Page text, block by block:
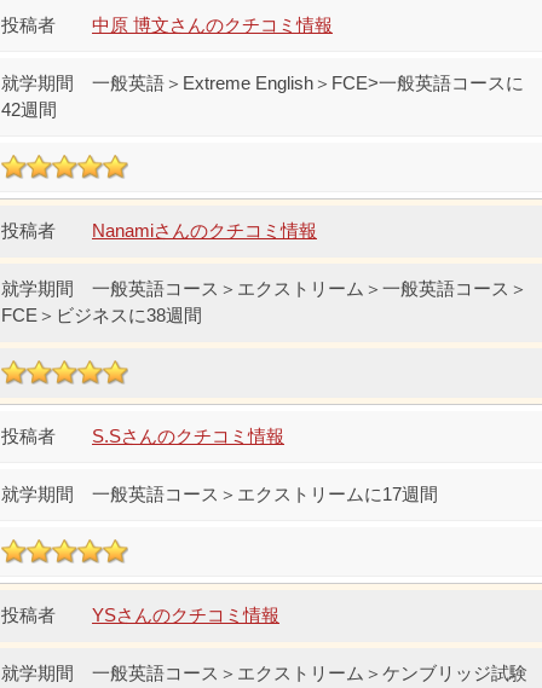
中原 博文さんのクチコミ情報
一般英語＞Extreme English＞FCE>一般英語コースに
42週間
Nanamiさんのクチコミ情報
一般英語コース＞エクストリーム＞一般英語コース＞
FCE＞ビジネスに38週間
S.Sさんのクチコミ情報
一般英語コース＞エクストリームに17週間
YSさんのクチコミ情報
一般英語コース＞エクストリーム＞ケンブリッジ試験